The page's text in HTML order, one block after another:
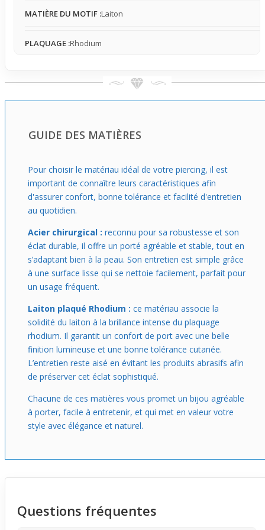
MATIÈRE DU MOTIF :Laiton
PLAQUAGE :Rhodium
GUIDE DES MATIÈRES
Pour choisir le matériau idéal de votre piercing, il est
important de connaître leurs caractéristiques afin
d'assurer confort, bonne tolérance et facilité d'entretien
au quotidien.
Acier chirurgical : reconnu pour sa robustesse et son
éclat durable, il offre un porté agréable et stable, tout en
s’adaptant bien à la peau. Son entretien est simple grâce
à une surface lisse qui se nettoie facilement, parfait pour
un usage fréquent.
Laiton plaqué Rhodium : ce matériau associe la
solidité du laiton à la brillance intense du plaquage
rhodium. Il garantit un confort de port avec une belle
finition lumineuse et une bonne tolérance cutanée.
L’entretien reste aisé en évitant les produits abrasifs afin
de préserver cet éclat sophistiqué.
Chacune de ces matières vous promet un bijou agréable
à porter, facile à entretenir, et qui met en valeur votre
style avec élégance et naturel.
Questions fréquentes